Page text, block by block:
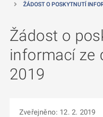
ŽÁDOST O POSKYTNUTÍ
Žádost o
informací ze
2019
Zveřejněno: 12. 2. 2019